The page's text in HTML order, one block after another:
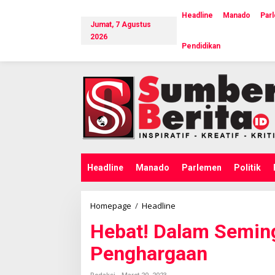
i
Jumat, 7 Agustus
2026
Headline Manado
Pendidikan
Headline Manado Parlemen Politik
Homepage / Headline
b
a
t
!
Hebat! Dalam
Penghargaan